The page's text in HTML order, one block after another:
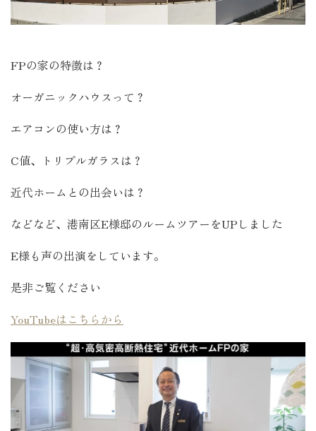
FPの家の特徴は？
オーガニックハウスって？
エアコンの使い方は？
C値、トリプルガラスは？
近代ホームとの出会いは？
などなど、港南区E様邸のルームツアーをUPしました
E様も声の出演をしています。
是非ご覧ください
YouTubeはこちらから